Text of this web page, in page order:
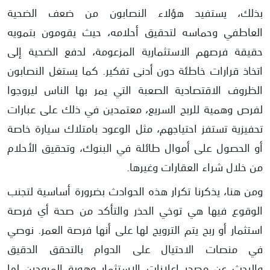
بذلك، يستفيد هؤلاء النصابون من ضعف الضحية
العاطفي وحماسه لتحقيق أحلامه، حيث يقومون بتمويه
حقيقة فرصهم الاستثمارية المزعومة، لدفع الضحية إلى
اتخاذ قرارات خاطئة دون أدنى تفكير. كما يستغل النصابون
الظروف الاقتصادية الصعبة التي يمر بها الناس ليروجوا
لفرص وهمية للربح السريع، معتمدين في ذلك على عبارات
تحفيزية تستفز احتياجهم، مثل الوعود بامتلاك سيارة خاصة
أو الحصول على أموال طائلة في البنوك، وتحقيق الأحلام
من خلال شراء العقارات وغيرها.
ومن هنا، يذكرنا تكرار هذه الحوادث بضرورة أساسية لتجنب
الوقوع فيها هي توخي الحذر والتأكد من صحة أي فرصة
استثمار أو ربح يتم الترويج لها على أنها فرصة العمر. نوصي
في منصات الاحتيال على الدوام بالتحقق الدقيق